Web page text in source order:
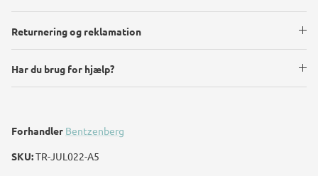
Returnering og reklamation
Har du brug for hjælp?
Forhandler Bentzenberg
SKU:TR-JUL022-A5